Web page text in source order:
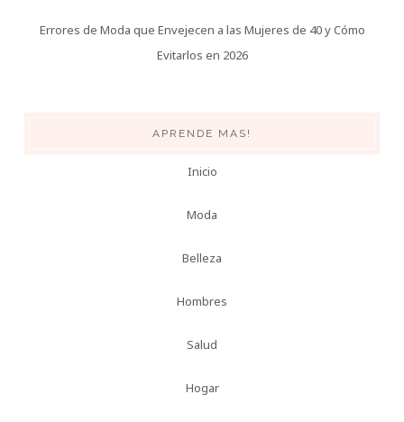
Errores de Moda que Envejecen a las Mujeres de 40 y Cómo
Evitarlos en 2026
APRENDE MAS!
Inicio
Moda
Belleza
Hombres
Salud
Hogar